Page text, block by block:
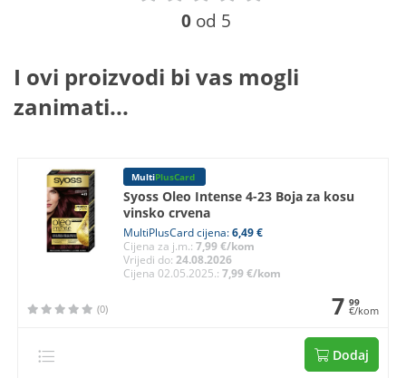
0 od 5
I ovi proizvodi bi vas mogli
zanimati...
MultiPlusCard
Syoss Oleo Intense 4-23 Boja za kosu
vinsko crvena
MultiPlusCard cijena:6,49 €
Cijena za j.m.: 7,99 €/kom
Vrijedi do: 24.08.2026
Cijena 02.05.2025.: 7,99 €/kom
(0) 7 99
€/kom
Dodaj